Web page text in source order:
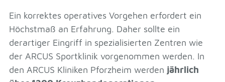
Ein korrektes operatives Vorgehen erfordert ein
Höchstmaß an Erfahrung. Daher sollte ein
derartiger Eingriff in spezialisierten Zentren wie
der ARCUS Sportklinik vorgenommen werden. In
den ARCUS Kliniken Pforzheim werden jährlich